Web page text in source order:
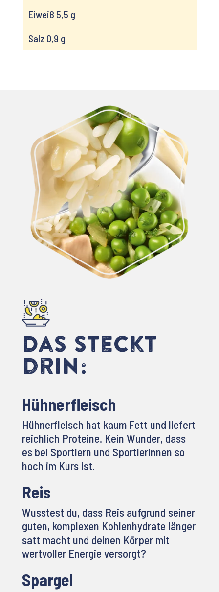
Eiweiß 5,5 g
Salz 0,9 g
Das steckt
drin:
Hühnerfleisch
Hühnerfleisch hat kaum Fett und liefert
reichlich Proteine. Kein Wunder, dass
es bei Sportlern und Sportlerinnen so
hoch im Kurs ist.
Reis
Wusstest du, dass Reis aufgrund seiner
guten, komplexen Kohlenhydrate länger
satt macht und deinen Körper mit
wertvoller Energie versorgt?
Spargel